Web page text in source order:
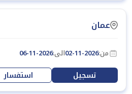
عمان
من:02-11-2026الى:06-11-2026
تسجيل استفسار